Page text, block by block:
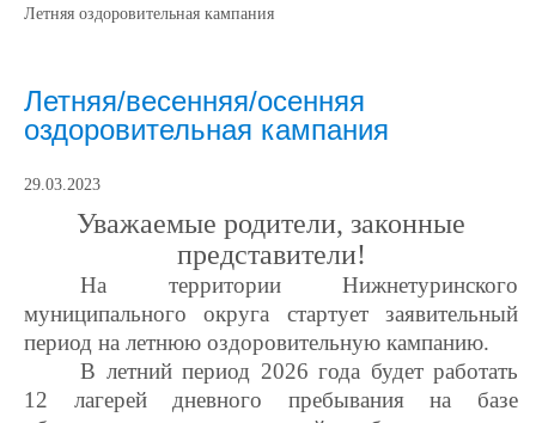
Летняя оздоровительная кампания
Летняя/весенняя/осенняя
оздоровительная кампания
29.03.2023
Уважаемые родители, законные
представители!
На территории Нижнетуринского
муниципального округа стартует заявительный
период на летнюю оздоровительную кампанию.
В летний период 2026 года будет работать
12 лагерей дневного пребывания на базе